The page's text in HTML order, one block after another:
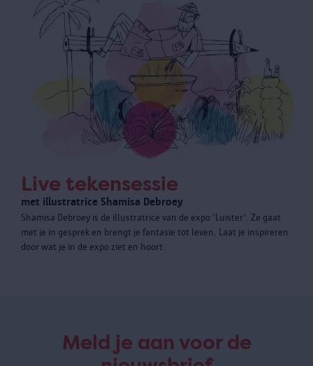
Live tekensessie
met illustratrice Shamisa Debroey
Shamisa Debroey is de illustratrice van de expo 'Luister'. Ze gaat
met je in gesprek en brengt je fantasie tot leven. Laat je inspireren
door wat je in de expo ziet en hoort.
Meld je aan voor de